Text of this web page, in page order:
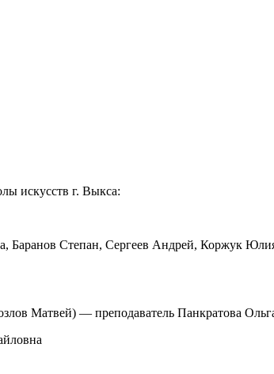
искусств г. Выкса:
Баранов Степан, Сергеев Андрей, Коржук
Матвей) — преподаватель Панкратова